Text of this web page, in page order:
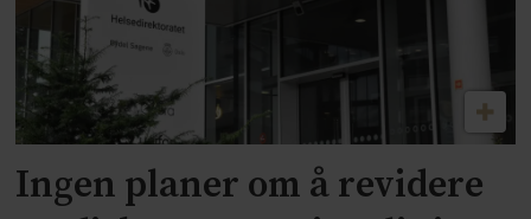
Ingen planer om å revidere